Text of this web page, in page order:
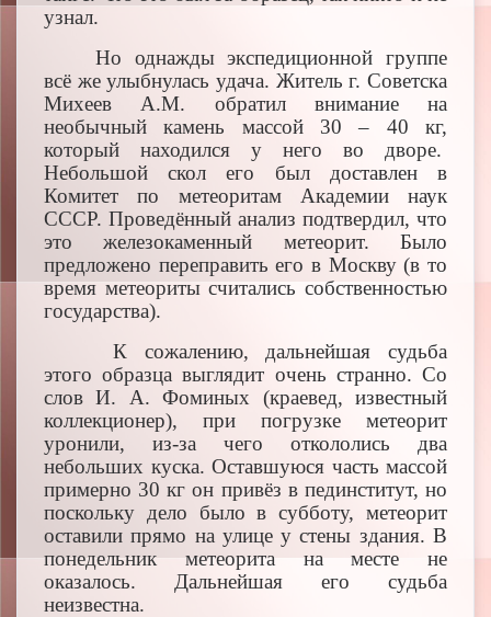
узнал.
Но однажды экспедиционной группе
всё же улыбнулась удача. Житель г. Советска
Михеев А.М. обратил внимание на
необычный камень массой 30 – 40 кг,
который находился у него во дворе.
Небольшой скол его был доставлен в
Комитет по метеоритам Академии наук
СССР. Проведённый анализ подтвердил, что
это железокаменный метеорит. Было
предложено переправить его в Москву (в то
время метеориты считались собственностью
государства).
К сожалению, дальнейшая судьба
этого образца выглядит очень странно. Со
слов И. А. Фоминых (краевед, известный
коллекционер), при погрузке метеорит
уронили, из-за чего откололись два
небольших куска. Оставшуюся часть массой
примерно 30 кг он привёз в пединститут, но
поскольку дело было в субботу, метеорит
оставили прямо на улице у стены здания. В
понедельник метеорита на месте не
оказалось. Дальнейшая его судьба
неизвестна.